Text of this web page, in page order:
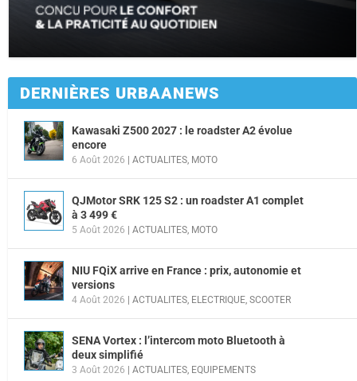
DERNIÈRES URBAANEWS
Kawasaki Z500 2027 : le roadster A2 évolue
encore
6 Août 2026 ACTUALITES, MOTO
QJMotor SRK 125 S2 : un roadster A1 complet
à 3 499 €
5 Août 2026 ACTUALITES, MOTO
NIU FQiX arrive en France : prix, autonomie et
versions
4 Août 2026 ACTUALITES, ELECTRIQUE, SCOOTER
SENA Vortex : l’intercom moto Bluetooth à
deux simplifié
3 Août 2026 ACTUALITES, EQUIPEMENTS